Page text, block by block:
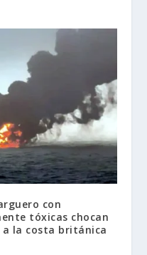
con
tóxicas chocan
la costa británica